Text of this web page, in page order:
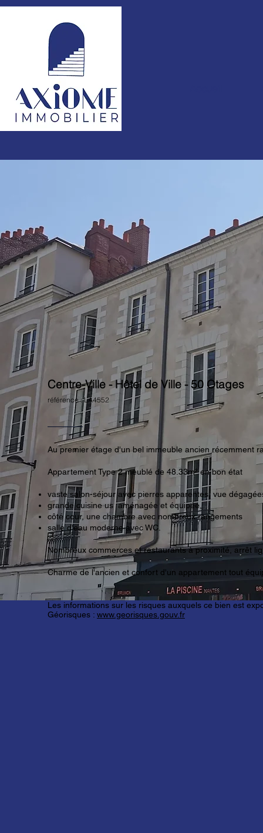
Centre-Ville - Hôtel de Ville - 50 Otages
référence : LA4552
Au premier étage d'un bel immeuble ancien récemment
Appartement Type 2 meublé de 48.33m² en bon état
vaste salon-séjour avec pierres apparentes, vue
grande cuisine us aménagée et équipée,
côté cour, une chambre avec nombreux rangements
salle d'eau moderne avec WC.
Nombreux commerces et restaurants à proximité, arrêt
Charme de l'ancien et confort d'un appartement tout
Les informations sur les risques auxquels ce bien est
Géorisques : www.georisques.gouv.fr